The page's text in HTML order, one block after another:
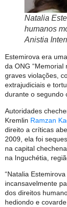
Natalia
humanos
Anistia
Estemirova era
da ONG “Memorial
graves violações,
extrajudiciais e
durante o segundo
Autoridades
Kremlin Ramzan
direito a críticas
2009, ela foi
na capital
na Inguchétia,
“Natalia
incansavelmente
dos direitos
hediondo e